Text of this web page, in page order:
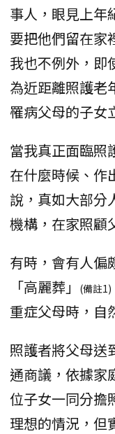
事人，眼見上年
要把他們留在家
我也不例外，即
為近距離照護老
罹病父母的子女
當我真正面臨照
在什麼時候、作
說，真如大部分
機構，在家照顧
有時，會有人偏
「高麗葬」
(備註1)
重症父母時，自
照護者將父母送
通商議，依據家
位子女一同分擔
理想的情況，但